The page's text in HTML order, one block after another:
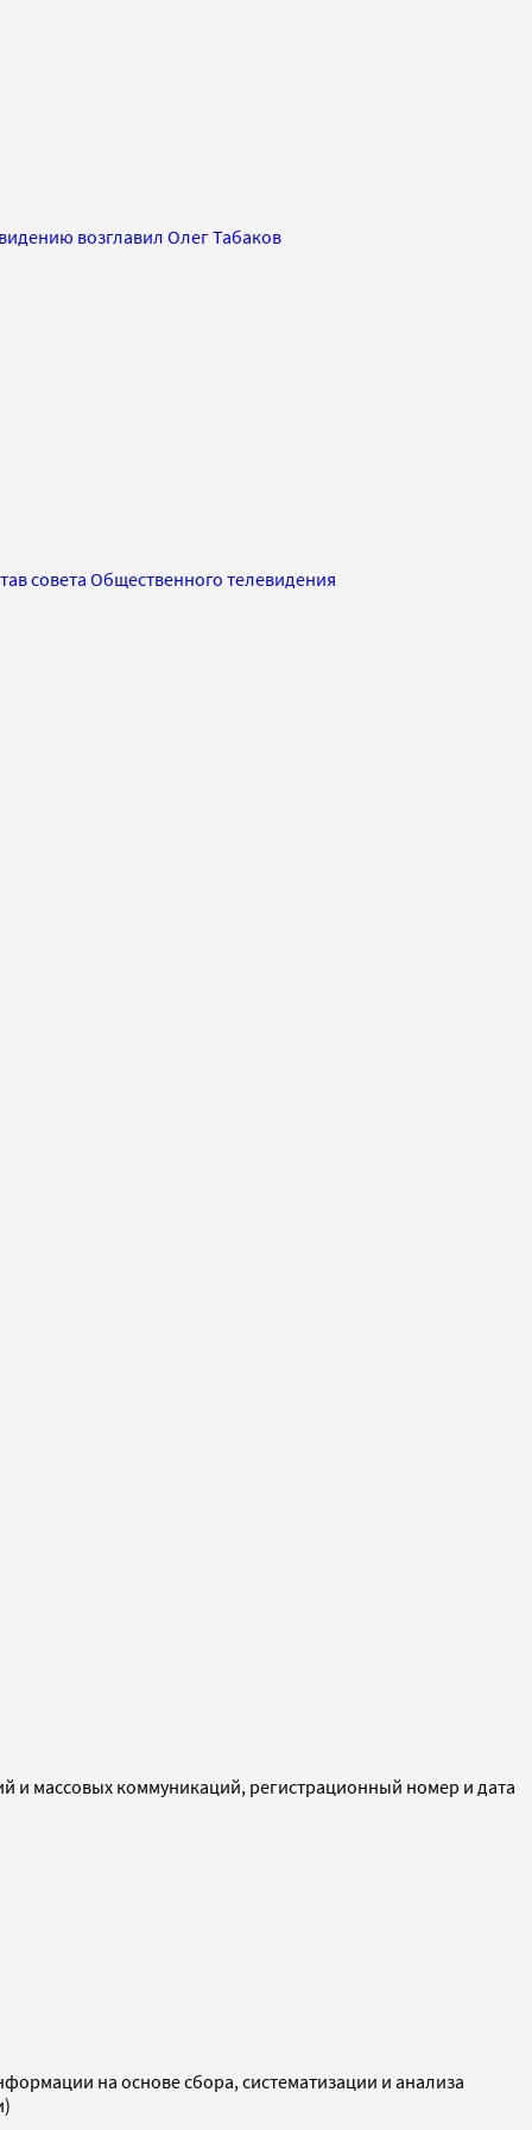
возглавил Олег Табаков
совета Общественного телевидения
и массовых коммуникаций, регистрационный номер и дата
на основе сбора, систематизации и анализа